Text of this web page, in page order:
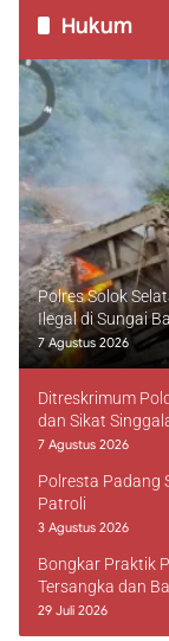
Hukum
Polres Solok
Ilegal di Sungai
7 Agustus 2026
Ditreskrimum
dan Sikat
7 Agustus 2026
Polresta Padang
Patroli
3 Agustus 2026
Bongkar Praktik
Tersangka dan
29 Juli 2026